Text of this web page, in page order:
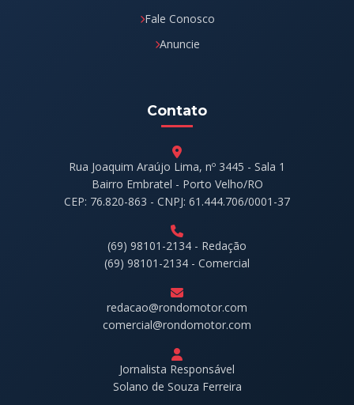
Fale Conosco
Anuncie
Contato
Rua Joaquim Araújo Lima, nº 3445 - Sala 1
Bairro Embratel - Porto Velho/RO
CEP: 76.820-863 - CNPJ: 61.444.706/0001-37
(69) 98101-2134 - Redação
(69) 98101-2134 - Comercial
redacao@rondomotor.com
comercial@rondomotor.com
Jornalista Responsável
Solano de Souza Ferreira